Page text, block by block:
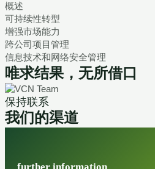
概述
可持续性转型
增强市场能力
跨公司项目管理
信息技术和网络安全管理
唯求结果，无所借口
保持联系
我们的渠道